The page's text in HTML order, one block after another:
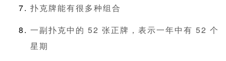
扑克牌能有很多种组合
一副扑克中的 52 张正牌，表示一年中有 52 个
星期